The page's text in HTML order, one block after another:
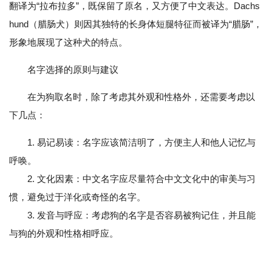
翻译为“拉布拉多”，既保留了原名，又方便了中文表达。Dachs
hund（腊肠犬）则因其独特的长身体短腿特征而被译为“腊肠”，
形象地展现了这种犬的特点。
名字选择的原则与建议
在为狗取名时，除了考虑其外观和性格外，还需要考虑以
下几点：
1. 易记易读：名字应该简洁明了，方便主人和他人记忆与
呼唤。
2. 文化因素：中文名字应尽量符合中文文化中的审美与习
惯，避免过于洋化或奇怪的名字。
3. 发音与呼应：考虑狗的名字是否容易被狗记住，并且能
与狗的外观和性格相呼应。